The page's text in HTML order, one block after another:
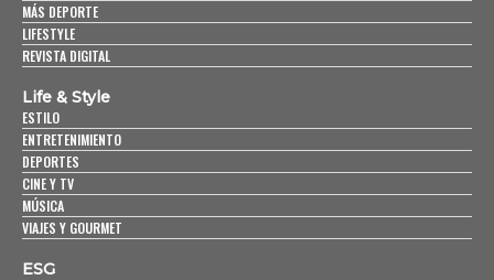
MÁS DEPORTE
LIFESTYLE
REVISTA DIGITAL
Life & Style
ESTILO
ENTRETENIMIENTO
DEPORTES
CINE Y TV
MÚSICA
VIAJES Y GOURMET
ESG